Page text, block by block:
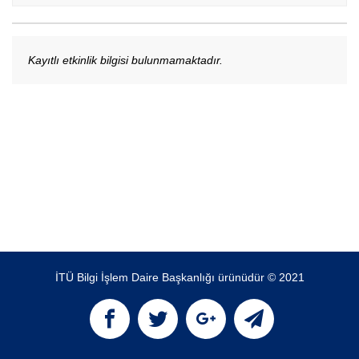
Kayıtlı etkinlik bilgisi bulunmamaktadır.
İTÜ Bilgi İşlem Daire Başkanlığı ürünüdür © 2021